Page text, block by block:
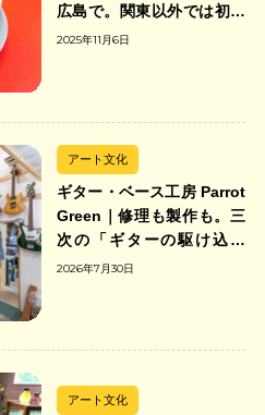
広島で。関東以外では初の
「ちゃんのれん組合」加盟
2025年11月6日
アート文化
ギター・ベース工房 Parrot
Green｜修理も製作も。三
次の「ギターの駆け込み
寺」
2026年7月30日
アート文化